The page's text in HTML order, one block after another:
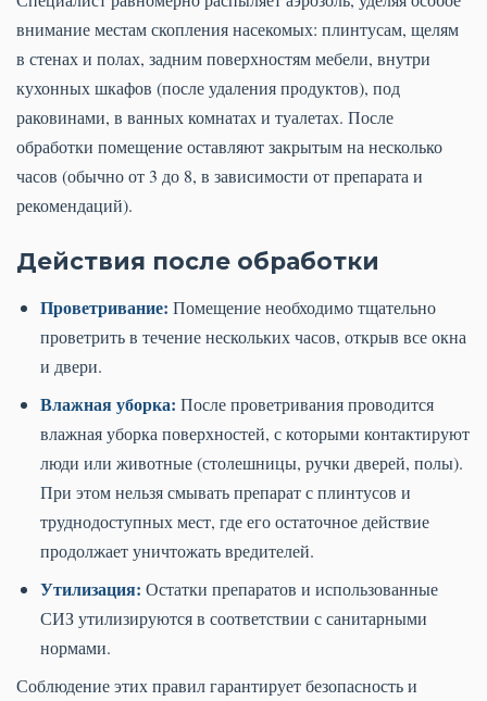
внимание местам скопления насекомых: плинтусам, щелям
в стенах и полах, задним поверхностям мебели, внутри
кухонных шкафов (после удаления продуктов), под
раковинами, в ванных комнатах и туалетах. После
обработки помещение оставляют закрытым на несколько
часов (обычно от 3 до 8, в зависимости от препарата и
рекомендаций).
Действия после обработки
Проветривание: Помещение необходимо тщательно
проветрить в течение нескольких часов, открыв все окна
и двери.
Влажная уборка: После проветривания проводится
влажная уборка поверхностей, с которыми контактируют
люди или животные (столешницы, ручки дверей, полы).
При этом нельзя смывать препарат с плинтусов и
труднодоступных мест, где его остаточное действие
продолжает уничтожать вредителей.
Утилизация: Остатки препаратов и использованные
СИЗ утилизируются в соответствии с санитарными
нормами.
Соблюдение этих правил гарантирует безопасность и